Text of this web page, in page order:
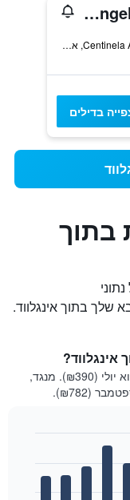
Best Western Airport Plaza Inn Hotel – Los Angeles LAX
1730 Centinela Avenue, אינגלווד, CA, ארצות הברית
בדילים
בתוך
אינגלווד?
החודש הזול ביותר להזמין מלון בתוך אינגלווד הוא יולי (₪390). מנגד,
(₪782).